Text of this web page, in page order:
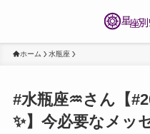
ホーム 水瓶座
#水瓶座♒️さん【
✨】今必要なメ